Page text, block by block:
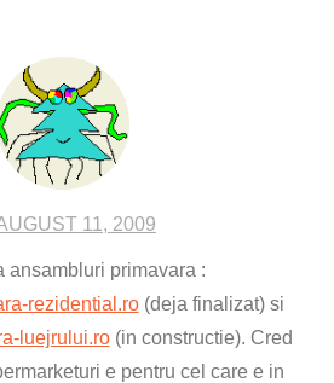
11, 2009
ansambluri primavara :
rezidential.ro(deja finalizat) si
luejrului.ro(in constructie). Cred
e pentru cel care e in